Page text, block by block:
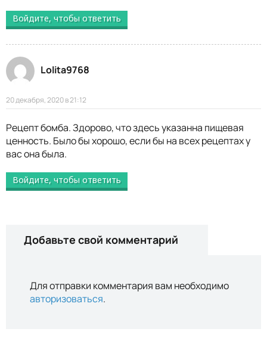
Войдите, чтобы ответить
Lolita9768
20 декабря, 2020 в 21:12
Рецепт бомба. Здорово, что здесь указанна пищевая
ценность. Было бы хорошо, если бы на всех рецептах у
вас она была.
Войдите, чтобы ответить
Добавьте свой комментарий
Для отправки комментария вам необходимо
авторизоваться.